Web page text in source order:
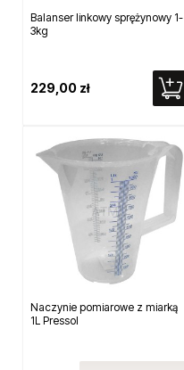
Balanser linkowy sprężynowy 1-
3kg
229,00 zł
Naczynie pomiarowe z miarką
1L Pressol